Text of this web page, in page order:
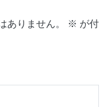
ありません。 ※ が付